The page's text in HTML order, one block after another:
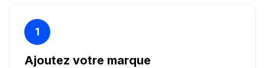
1
Ajoutez votre marque